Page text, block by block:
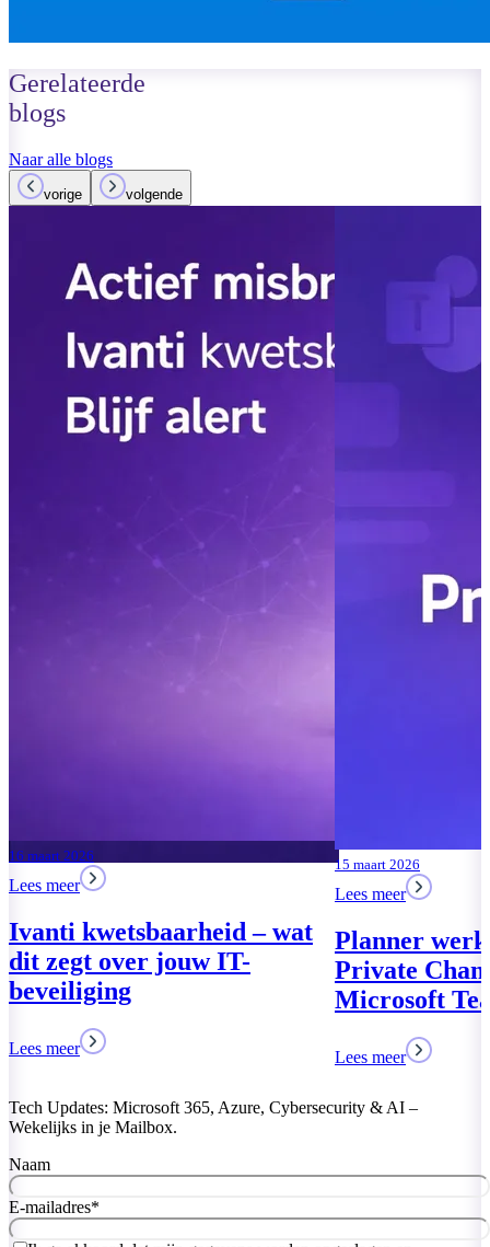
Gerelateerde
blogs
Naar alle blogs
vorige volgende
15 maart 2026
Lees meer
Planner werkt nu in
Private Channels van
Microsoft Teams
Lees meer
AI agents in
controle en
Tech Updates: Microsoft 365, Azure, Cybersecurity & AI –
Wekelijks in je Mailbox.
Naam
E-mailadres*